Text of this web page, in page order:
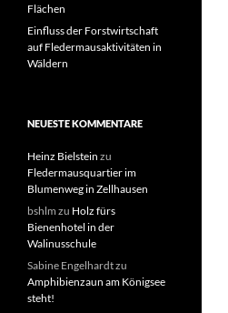
Flächen
Einfluss der Forstwirtschaft
auf Fledermausaktivitäten in
Wäldern
NEUESTE KOMMENTARE
Heinz Bielstein zu
Fledermausquartier im
Blumenweg in Zellhausen
bshlm zu Holz fürs
Bienenhotel in der
Walinusschule
Sabine Engelhardtzu
Amphibienzaun am Königsee
steht!